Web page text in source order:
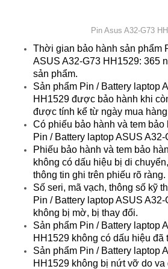
Pin Asus A32-G73
Thời gian bảo hành sản phẩm
ASUS A32-G73 HH1529: 365
sản phẩm.
Sản phẩm Pin / Battery laptop
HH1529 được bảo hành khi
được tính kể từ ngày mua hàng
Có phiếu bảo hành và tem bảo
Pin / Battery laptop ASUS
Phiếu bảo hành và tem bảo
không có dấu hiệu bị di
thông tin ghi trên phiếu rõ ràng.
Số seri, mã vạch, thông số kỹ
Pin / Battery laptop ASUS
không bị mờ, bị thay đổi.
Sản phẩm Pin / Battery laptop
HH1529 không có dấu hiệu đã
Sản phẩm Pin / Battery laptop
HH1529 không bị nứt vỡ do va